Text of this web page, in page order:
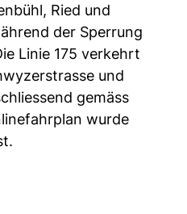
Ried und
der Sperrung
Linie 175 verkehrt
und
gemäss
wurde